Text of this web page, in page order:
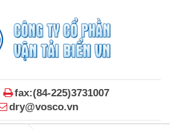
fax:(84-225)3731007
dry@vosco.vn